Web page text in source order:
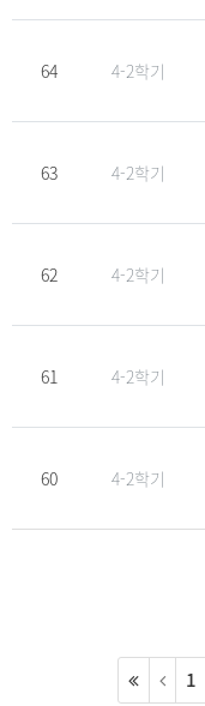
64 4-2학기
63 4-2학기
62 4-2학기
61 4-2학기
60 4-2학기
1